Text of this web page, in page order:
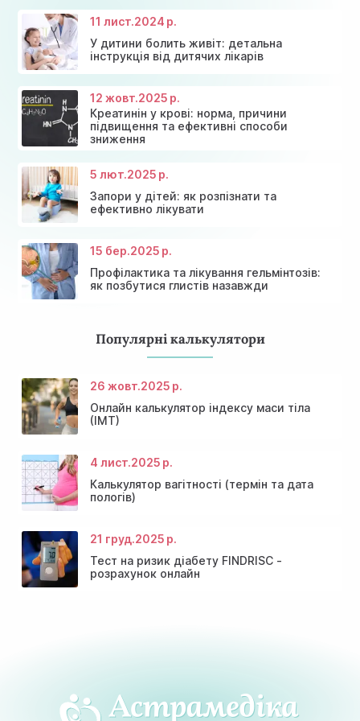
Знижки та акції на масаж у Київі
Консультація ендокринолога та діагностика
щитовидної залози
Діагностика щитовидної залози
Акція: 20% знижки на консультації лікарів!
11 лист.2024 р.
У дитини болить живіт: детальна
інструкція від дитячих лікарів
12 жовт.2025 р.
Креатинін у крові: норма, причини
підвищення та ефективні способи
зниження
5 лют.2025 р.
Запори у дітей: як розпізнати та
ефективно лікувати
15 бер.2025 р.
Профілактика та лікування гельмінтозів:
як позбутися глистів назавжди
Популярні калькулятори
26 жовт.2025 р.
Онлайн калькулятор індексу маси тіла
(ІМТ)
4 лист.2025 р.
Калькулятор вагітності (термін та дата
пологів)
21 груд.2025 р.
Тест на ризик діабету FINDRISC -
розрахунок онлайн